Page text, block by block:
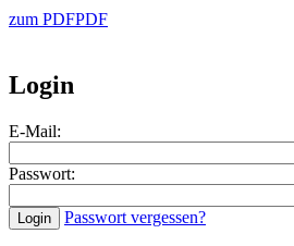
zum PDFPDF
Login
E-Mail:
Passwort:
Passwort vergessen?